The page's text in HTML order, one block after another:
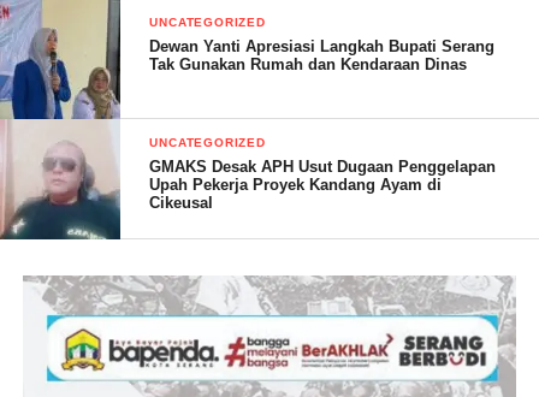
No.40/2021, dan Kami sangat mengecam tindakan Abuse of
power. ” Ungkapnya.
Untuk itu, Saeful meminta Kementerian Pendidikan dan
Kebudayaan Riset dan Teknologi (Kemendikbudristek) untuk
turun tangan menyikapi rotasi, mutasi dan promosi jajaran
Kepala Sekolah Tingkat SMAN dan SMKN serta SKhN di
lingkup Dinas Pendidikan Provinsi Banten.
selain belum menyelesaikan programnya juga dimutasikan ke
sekolah Yaang jauh.” Papar Ketum GMAKS
“Seperti diketahui, Kepala SMKN 3 Cilegon dipindahkan ke
UNCATEGORIZED
Dewan Yanti Apresiasi Langkah Bupati Serang
Tak Gunakan Rumah dan Kendaraan Dinas
UNCATEGORIZED
GMAKS Desak APH Usut Dugaan Penggelapan
Upah Pekerja Proyek Kandang Ayam di
Cikeusal